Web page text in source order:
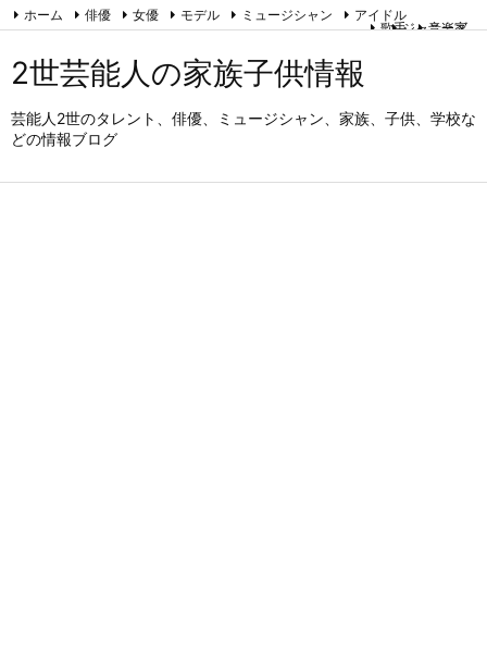
2世芸能人の家族子供情報
芸能人2世のタレント、俳優、ミュージシャン、家族、子供、学校な
どの情報ブログ
ホーム 俳優 女優 モデル
ミュージシャン
歌手
音楽家
アイドル
ジャニーズ
運営者情報とプライバシーポリシー
RSS Feedly